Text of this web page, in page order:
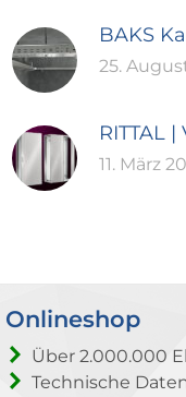
BAKS
25.
RITTAL
11. März
Onlineshop
Über 2.000.000
Technische